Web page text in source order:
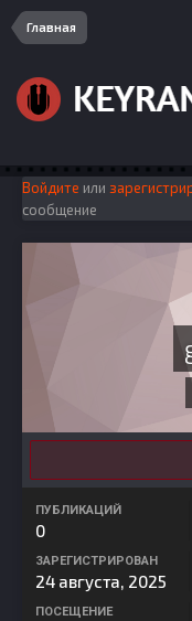
Главная
Войдите или
сообщение
ПУБЛИКАЦИЙ
0
ЗАРЕГИСТРИРОВАН
24 августа, 2025
ПОСЕЩЕНИЕ